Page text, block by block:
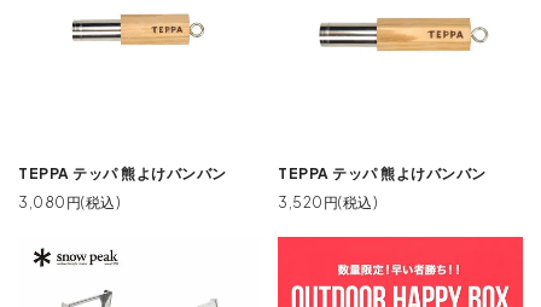
TEPPA テッパ 熊よけバンバン
3,080円(税込)
TEPPA テッパ 熊よけバンバン
3,520円(税込)